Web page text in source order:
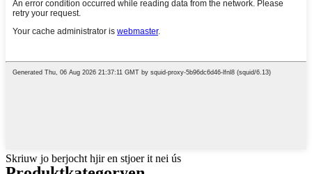
Skriuw jo berjocht hjir en stjoer it nei ús